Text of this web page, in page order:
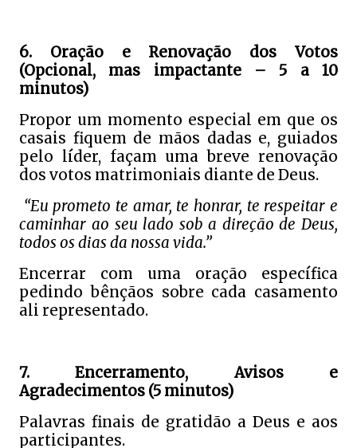
6. Oração e Renovação dos Votos
(Opcional, mas impactante – 5 a 10
minutos)
Propor um momento especial em que os
casais fiquem de mãos dadas e, guiados
pelo líder, façam uma breve renovação
dos votos matrimoniais diante de Deus.
“Eu prometo te amar, te honrar, te respeitar e
caminhar ao seu lado sob a direção de Deus,
todos os dias da nossa vida.”
Encerrar com uma oração específica
pedindo bênçãos sobre cada casamento
ali representado.
7. Encerramento, Avisos e
Agradecimentos (5 minutos)
Palavras finais de gratidão a Deus e aos
participantes.